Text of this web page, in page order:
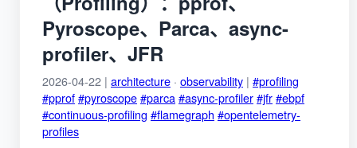
Pyroscope、Parca、async-
profiler、JFR
2026-04-22 | architecture · observability | #profiling
#pprof#pyroscope#parca#async-profiler#jfr#ebpf
#continuous-profiling #flamegraph #opentelemetry-
profiles